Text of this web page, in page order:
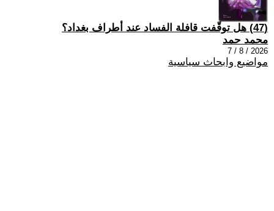
(47) هل توقّفت قافلة الفساد عند أطراف بغداد؟
محمد حمد
2026 / 8 / 7
مواضيع وابحاث سياسية